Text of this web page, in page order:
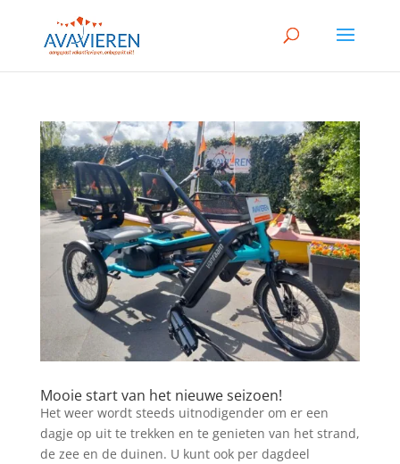
Mooie start van het nieuwe seizoen!
Het weer wordt steeds uitnodigender om er een
dagje op uit te trekken en te genieten van het strand,
de zee en de duinen. U kunt ook per dagdeel